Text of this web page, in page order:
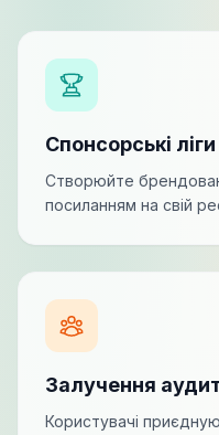
Спонсорські ліги
Створюйте
посиланням на свій
Залучення
Користувачі